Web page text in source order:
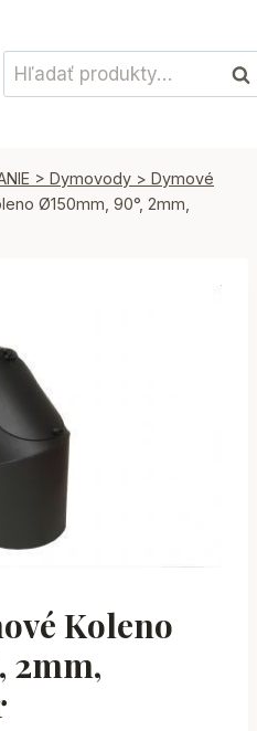
Hľadať:
> Dymovody > Dymové
Ø150mm, 90°, 2mm,
Koleno
2mm,